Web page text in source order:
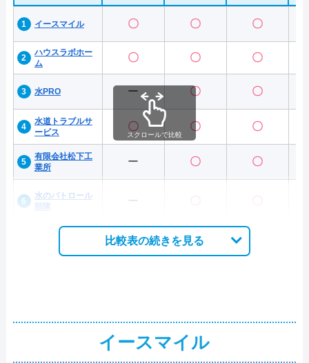
イースマイル 〇 〇 〇
ハウスラボホー
ム
〇 〇 〇
水PRO ー 〇 〇
水道トラブルサ
ービス
〇 〇 〇
有限会社松下工
業所
ー 〇 〇
水のパトロール
部隊
ー 〇 〇
スクロールで比較
比較表の続きを見る
イースマイル